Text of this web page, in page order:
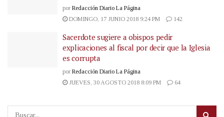
por Redacción Diario La Página
DOMINGO, 17 JUNIO 2018 9:24 PM
142
Sacerdote sugiere a obispos pedir
explicaciones al fiscal por decir que la Iglesia
es corrupta
por Redacción Diario La Página
JUEVES, 30 AGOSTO 2018 8:09 PM
64